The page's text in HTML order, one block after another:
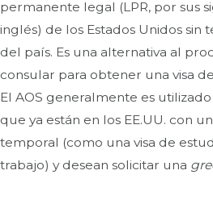
permanente legal (LPR, por sus
inglés) de los Estados Unidos sin
del país. Es una alternativa al
consular para obtener una visa
El AOS generalmente es
que ya están en los EE.UU. con
temporal (como una visa de
trabajo) y desean solicitar una